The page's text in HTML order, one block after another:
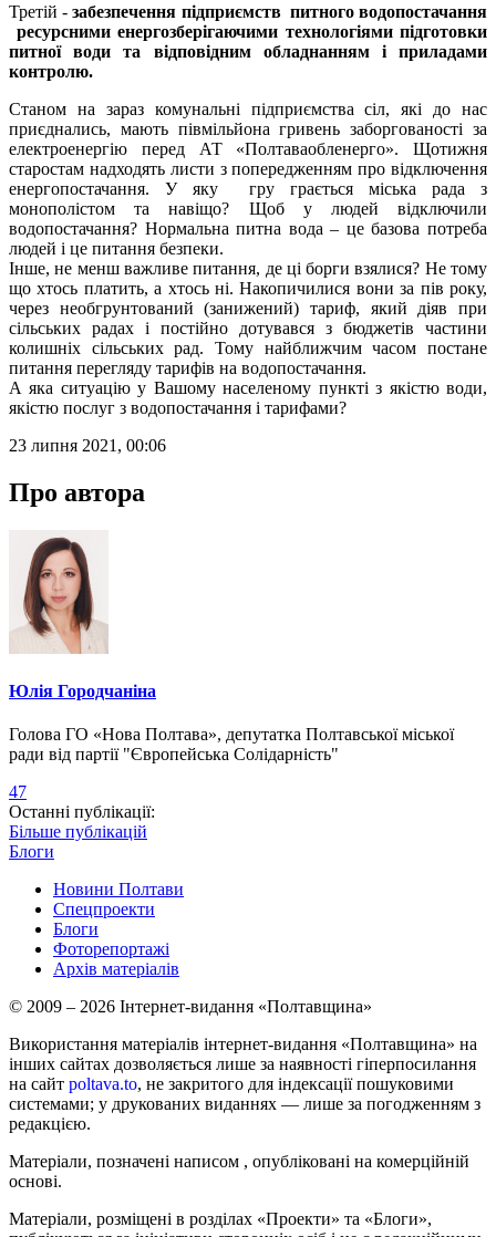
Третій -забезпечення підприємств питного водопостачання
ресурсними енергозберігаючими технологіями підготовки
питної води та відповідним обладнанням і приладами
контролю.
Станом на зараз комунальні підприємства сіл, які до нас
приєднались, мають півмільйона гривень заборгованості за
електроенергію перед АТ «Полтаваобленерго». Щотижня
старостам надходять листи з попередженням про відключення
енергопостачання. У яку гру грається міська рада з
монополістом та навіщо? Щоб у людей відключили
водопостачання? Нормальна питна вода – це базова потреба
людей і це питання безпеки.
Інше, не менш важливе питання, де ці борги взялися? Не тому
що хтось платить, а хтось ні. Накопичилися вони за пів року,
через необгрунтований (занижений) тариф, який діяв при
сільських радах і постійно дотувався з бюджетів частини
колишніх сільських рад. Тому найближчим часом постане
питання перегляду тарифів на водопостачання.
А яка ситуацію у Вашому населеному пункті з якістю води,
якістю послуг з водопостачання і тарифами?
23 липня 2021, 00:06
Про автора
Юлія Городчаніна
Голова ГО «Нова Полтава», депутатка Полтавської міської
ради від партії "Європейська Солідарність"
47
Останні публікації:
Більше публікацій
Блоги
Новини Полтави
Спецпроекти
Блоги
Фоторепортажі
Архів матеріалів
© 2009 – 2026 Інтернет-видання «Полтавщина»
Використання матеріалів інтернет-видання «Полтавщина» на
інших сайтах дозволяється лише за наявності гіперпосилання
на сайт poltava.to, не закритого для індексації пошуковими
системами; у друкованих виданнях — лише за погодженням з
редакцією.
Матеріали, позначені написом , опубліковані на комерційній
основі.
Матеріали, розміщені в розділах «Проекти» та «Блоги»,